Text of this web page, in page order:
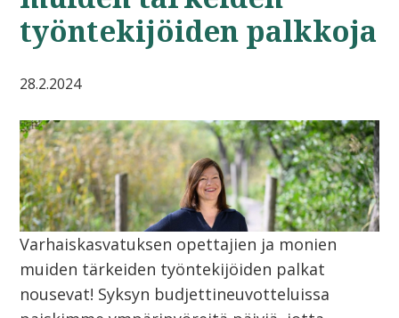
työntekijöiden palkkoja
28.2.2024
Varhaiskasvatuksen opettajien ja monien
muiden tärkeiden työntekijöiden palkat
nousevat! Syksyn budjettineuvotteluissa